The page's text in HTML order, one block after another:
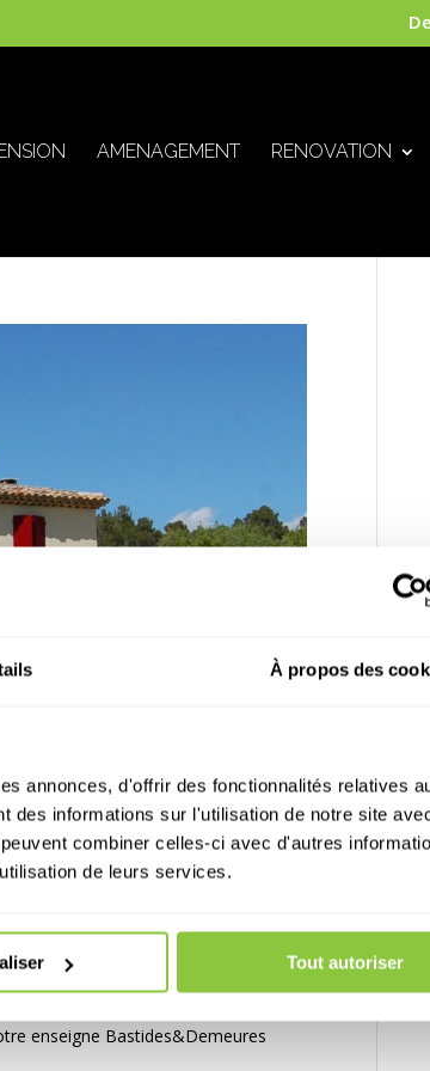
À propos des
annonces, d'offrir des fonctionnalités relatives
des informations sur l'utilisation de notre site
combiner celles-ci avec d'autres
de leurs services.
Tout autoriser
AMENAGEMENT RENOVATION
de bastide provençale Projet :
enseigne Bastides&Demeures